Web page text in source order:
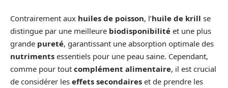
Contrairement aux huiles de poisson, l’huile de krill se
distingue par une meilleure biodisponibilité et une plus
grande pureté, garantissant une absorption optimale des
nutriments essentiels pour une peau saine. Cependant,
comme pour tout complément alimentaire, il est crucial
de considérer les effets secondaires et de prendre les